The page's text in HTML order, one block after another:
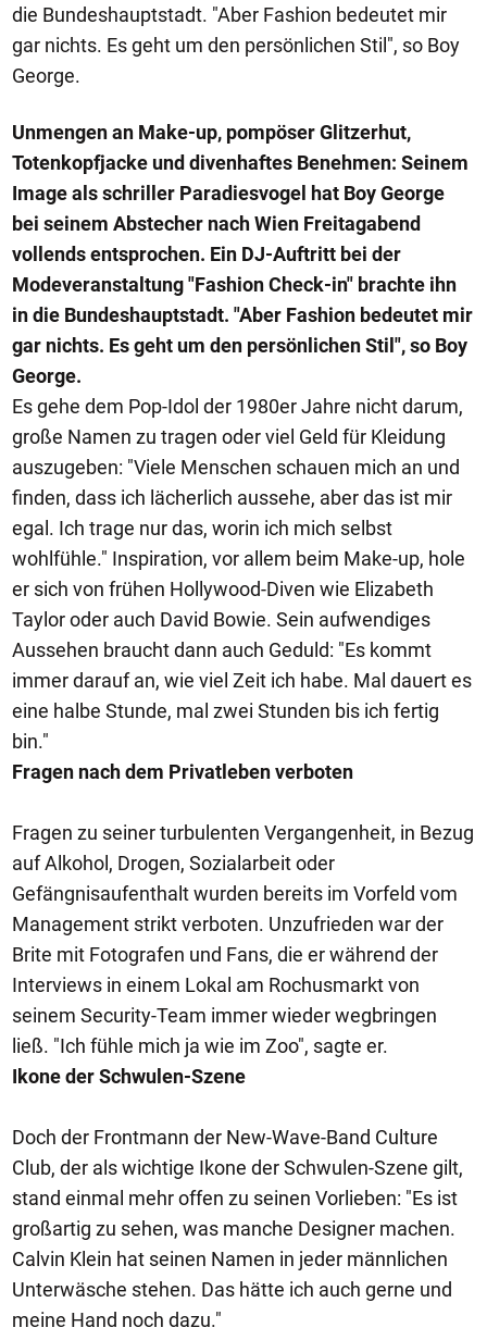
die Bundeshauptstadt. "Aber Fashion bedeutet mir
gar nichts. Es geht um den persönlichen Stil", so Boy
George.
Unmengen an Make-up, pompöser Glitzerhut,
Totenkopfjacke und divenhaftes Benehmen: Seinem
Image als schriller Paradiesvogel hat Boy George
bei seinem Abstecher nach Wien Freitagabend
vollends entsprochen. Ein DJ-Auftritt bei der
Modeveranstaltung "Fashion Check-in" brachte ihn
in die Bundeshauptstadt. "Aber Fashion bedeutet mir
gar nichts. Es geht um den persönlichen Stil", so Boy
George.
Es gehe dem Pop-Idol der 1980er Jahre nicht darum,
große Namen zu tragen oder viel Geld für Kleidung
auszugeben: "Viele Menschen schauen mich an und
finden, dass ich lächerlich aussehe, aber das ist mir
egal. Ich trage nur das, worin ich mich selbst
wohlfühle." Inspiration, vor allem beim Make-up, hole
er sich von frühen Hollywood-Diven wie Elizabeth
Taylor oder auch David Bowie. Sein aufwendiges
Aussehen braucht dann auch Geduld: "Es kommt
immer darauf an, wie viel Zeit ich habe. Mal dauert es
eine halbe Stunde, mal zwei Stunden bis ich fertig
bin."
Fragen nach dem Privatleben verboten
Fragen zu seiner turbulenten Vergangenheit, in Bezug
auf Alkohol, Drogen, Sozialarbeit oder
Gefängnisaufenthalt wurden bereits im Vorfeld vom
Management strikt verboten. Unzufrieden war der
Brite mit Fotografen und Fans, die er während der
Interviews in einem Lokal am Rochusmarkt von
seinem Security-Team immer wieder wegbringen
ließ. "Ich fühle mich ja wie im Zoo", sagte er.
Ikone der Schwulen-Szene
Doch der Frontmann der New-Wave-Band Culture
Club, der als wichtige Ikone der Schwulen-Szene gilt,
stand einmal mehr offen zu seinen Vorlieben: "Es ist
großartig zu sehen, was manche Designer machen.
Calvin Klein hat seinen Namen in jeder männlichen
Unterwäsche stehen. Das hätte ich auch gerne und
meine Hand noch dazu."